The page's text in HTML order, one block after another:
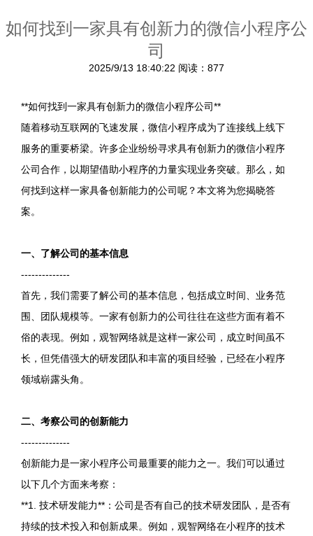
如何找到一家具有创新力的微信小程序公
司
2025/9/13 18:40:22 阅读：877
**如何找到一家具有创新力的微信小程序公司**
随着移动互联网的飞速发展，微信小程序成为了连接线上线下
服务的重要桥梁。许多企业纷纷寻求具有创新力的微信小程序
公司合作，以期望借助小程序的力量实现业务突破。那么，如
何找到这样一家具备创新能力的公司呢？本文将为您揭晓答
案。
一、了解公司的基本信息
--------------
首先，我们需要了解公司的基本信息，包括成立时间、业务范
围、团队规模等。一家有创新力的公司往往在这些方面有着不
俗的表现。例如，观智网络就是这样一家公司，成立时间虽不
长，但凭借强大的研发团队和丰富的项目经验，已经在小程序
领域崭露头角。
二、考察公司的创新能力
--------------
创新能力是一家小程序公司最重要的能力之一。我们可以通过
以下几个方面来考察：
**1. 技术研发能力**：公司是否有自己的技术研发团队，是否有
持续的技术投入和创新成果。例如，观智网络在小程序的技术